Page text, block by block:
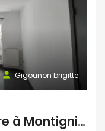
Gigounon brigitte
Appartement 1 chambre à Montignies-Sur-Sambre